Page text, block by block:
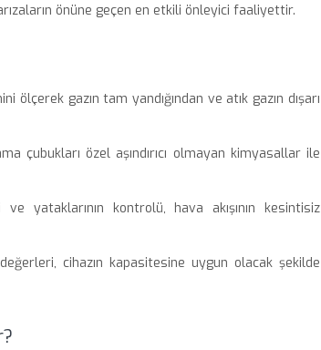
önüne geçen en etkili önleyici faaliyettir.
gazın tam yandığından ve atık gazın dışarı
çubukları özel aşındırıcı olmayan kimyasallar ile
yataklarının kontrolü, hava akışının kesintisiz
cihazın kapasitesine uygun olacak şekilde